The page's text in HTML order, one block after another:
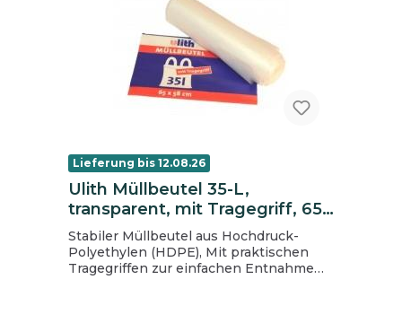
Lieferung bis 12.08.26
Ulith Müllbeutel 35-L,
transparent, mit Tragegriff, 65
x 58 cm
Stabiler Müllbeutel aus Hochdruck-
Polyethylen (HDPE), Mit praktischen
Tragegriffen zur einfachen Entnahme